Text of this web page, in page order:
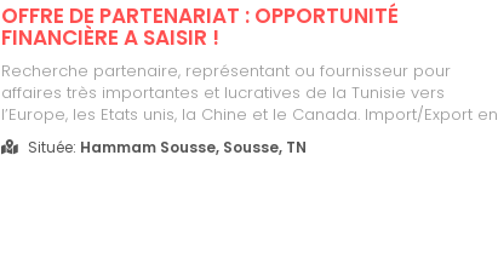
OFFRE DE PARTENARIAT : OPPORTUNITÉ
FINANCIÈRE A SAISIR !
Recherche partenaire, représentant ou fournisseur pour
affaires très importantes et lucratives de la Tunisie vers
l’Europe, les Etats unis, la Chine et le Canada. Import/Export en
partenariat avec tout entrepreneur, homme d’affaires ou
toutes personnes sérieuses en Tunisie. Nécessite moins de
Située: Hammam Sousse, Sousse, TN